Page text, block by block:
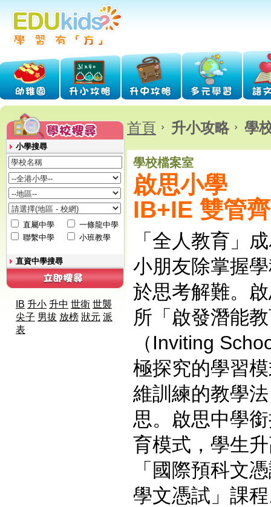
小學搜尋
直屬中學
一條龍中學
聯繫中學
小班教學
直資中學搜尋
IB 升小 升中 世衛 世襲
尖子 男拔 放榜 狀元 派
表
首頁 升小攻略 學
學校檔案室
啟思小學
IB+IE 雙管
「全人教育」
小朋友除掌握
於思考解難。
所「啟發潛能
（Inviting
極探究的學習
維訓練的教學
思。啟思中學
育模式，學生
「國際預科文
學文憑試」課